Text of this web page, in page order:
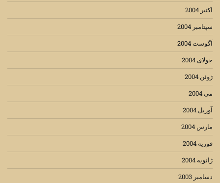
اکتبر 2004
سپتامبر 2004
آگوست 2004
جولای 2004
ژوئن 2004
می 2004
آوریل 2004
مارس 2004
فوریه 2004
ژانویه 2004
دسامبر 2003